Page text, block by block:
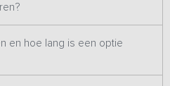
en hoe lang is een optie